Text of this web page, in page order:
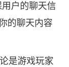
户的聊天信
的聊天内容
是游戏玩家